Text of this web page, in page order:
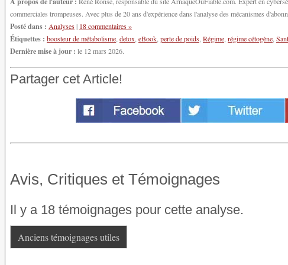
commerciales trompeuses. Avec plus de 20 ans d'expérience dans l'analyse des mécanismes
Posté dans : Analyses| 18 commentaires »
Étiquettes : boosteur de métabolisme detox eBook perte de poids Régime régime cétogène
Dernière mise à jour : le 12 mars 2026.
Partager cet Article!
Avis, Critiques et Témoignages
Il y a 18 témoignages pour cette analyse.
Anciens témoignages utiles